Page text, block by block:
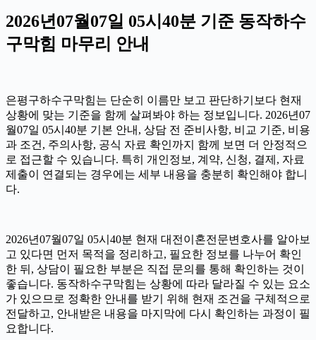
2026년07월07일 05시40분 기준 동작하수
구막힘 마무리 안내
은평구하수구막힘는 단순히 이름만 보고 판단하기보다 현재
상황에 맞는 기준을 함께 살펴봐야 하는 정보입니다. 2026년07
월07일 05시40분 기본 안내, 상담 전 준비사항, 비교 기준, 비용
과 조건, 주의사항, 공식 자료 확인까지 함께 보면 더 안정적으
로 접근할 수 있습니다. 특히 개인정보, 계약, 신청, 결제, 자료
제출이 연결되는 경우에는 세부 내용을 충분히 확인해야 합니
다.
2026년07월07일 05시40분 현재 대전이혼전문변호사를 알아보
고 있다면 먼저 목적을 정리하고, 필요한 정보를 나누어 확인
한 뒤, 상담이 필요한 부분은 직접 문의를 통해 확인하는 것이
좋습니다. 동작하수구막힘는 상황에 따라 달라질 수 있는 요소
가 있으므로 정확한 안내를 받기 위해 현재 조건을 구체적으로
전달하고, 안내받은 내용을 마지막에 다시 확인하는 과정이 필
요합니다.